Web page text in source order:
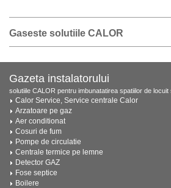
Gaseste solutiile CALOR
Gazeta instalatorului
solutiile CALOR pentru imbunatatirea spatiilor de
Calor Service, Service centrale Calor
Arzatoare pe gaz
Aer conditionat
Cosuri de fum
Pompe de circulatie
Centrale termice pe lemne
Detector GAZ
Fose septice
Boilere